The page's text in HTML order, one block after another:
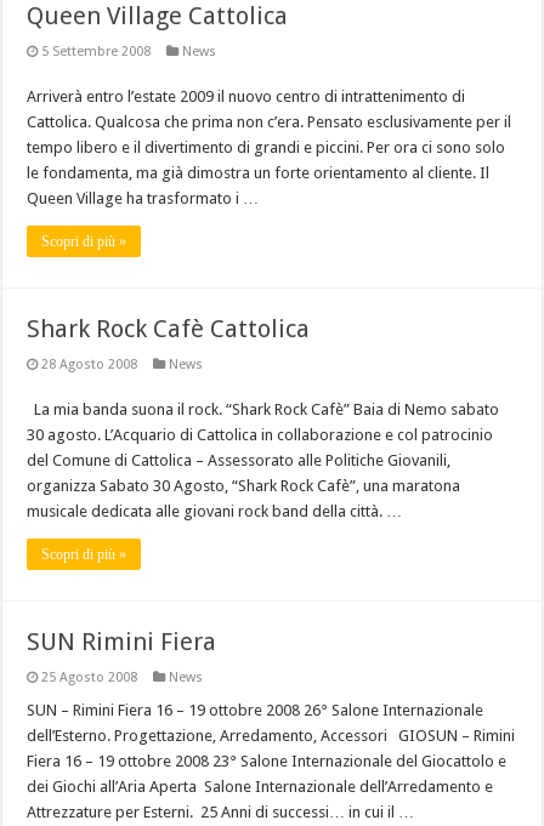
Queen Village Cattolica
5 Settembre 2008 News
Arriverà entro l’estate 2009 il nuovo centro di intrattenimento di
Cattolica. Qualcosa che prima non c’era. Pensato esclusivamente per il
tempo libero e il divertimento di grandi e piccini. Per ora ci sono solo
le fondamenta, ma già dimostra un forte orientamento al cliente. Il
Queen Village ha trasformato i …
Scopri di più »
Shark Rock Cafè Cattolica
28 Agosto 2008 News
La mia banda suona il rock. “Shark Rock Cafè” Baia di Nemo sabato
30 agosto. L’Acquario di Cattolica in collaborazione e col patrocinio
del Comune di Cattolica – Assessorato alle Politiche Giovanili,
organizza Sabato 30 Agosto, “Shark Rock Cafè”, una maratona
musicale dedicata alle giovani rock band della città. …
Scopri di più »
SUN Rimini Fiera
25 Agosto 2008 News
SUN – Rimini Fiera 16 – 19 ottobre 2008 26° Salone Internazionale
dell’Esterno. Progettazione, Arredamento, Accessori GIOSUN – Rimini
Fiera 16 – 19 ottobre 2008 23° Salone Internazionale del Giocattolo e
dei Giochi all’Aria Aperta Salone Internazionale dell’Arredamento e
Attrezzature per Esterni. 25 Anni di successi… in cui il …